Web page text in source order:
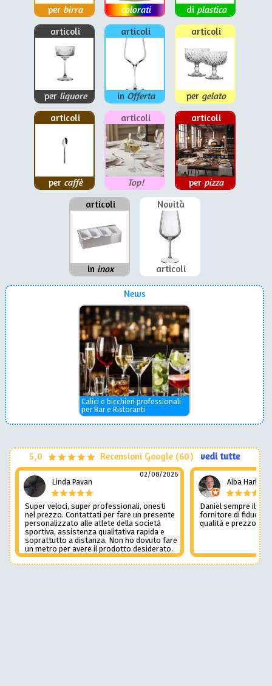
per birra colorati di plastica
articoli
per liquore
articoli
in Offerta
articoli
per gelato
articoli
per caffè
articoli
Top!
articoli
per pizza
articoli
in inox
Novità
articoli
News
Calici e bicchieri professionali
per Bar e Ristoranti
5,0 Recensioni Google (60) vedi tutte
Linda Pavan
02/08/2026
Super veloci, super professionali, onesti
nel prezzo. Contattati per fare un presente
personalizzato alle atlete della società
sportiva, assistenza qualitativa rapida e
soprattutto a distanza. Non ho dovuto fare
un metro per avere il prodotto desiderato.
Una assistenza del genere è rara e
preziosa. Credo li contatterò ancora in
Alba Harley
Daniel sempre il
fornitore di fiducia
qualità e prezzo